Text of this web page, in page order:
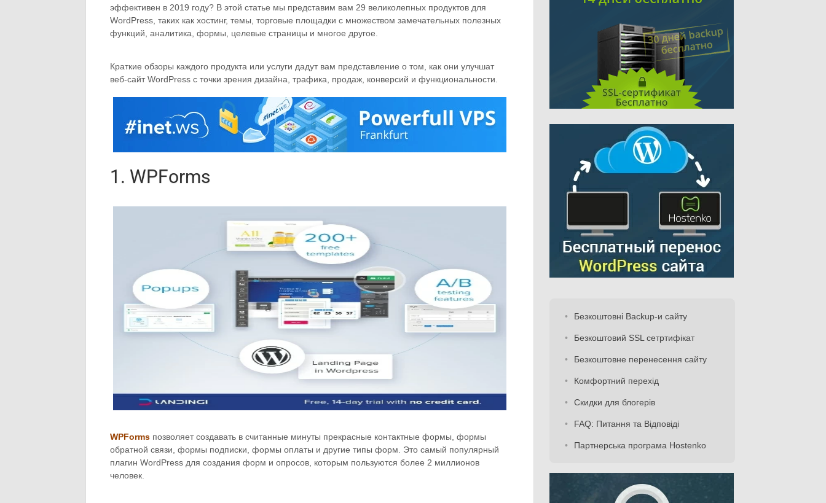
эффективен в 2019 году? В этой статье мы представим вам 29 великолепных продуктов для
WordPress, таких как хостинг, темы, торговые площадки с множеством замечательных полезных
функций, аналитика, формы, целевые страницы и многое другое.
Краткие обзоры каждого продукта или услуги дадут вам представление о том, как они улучшат
веб-сайт WordPress с точки зрения дизайна, трафика, продаж, конверсий и функциональности.
1. WPForms
WPForms позволяет создавать в считанные минуты прекрасные контактные формы, формы
обратной связи, формы подписки, формы оплаты и другие типы форм. Это самый популярный
плагин WordPress для создания форм и опросов, которым пользуются более 2 миллионов
человек.
Безкоштовні Backup-и сайту
Безкоштовий SSL сетртифікат
Безкоштовне перенесення сайту
Комфортний перехід
Скидки для блогерів
FAQ: Питання та Відповіді
Партнерська програма Hostenko